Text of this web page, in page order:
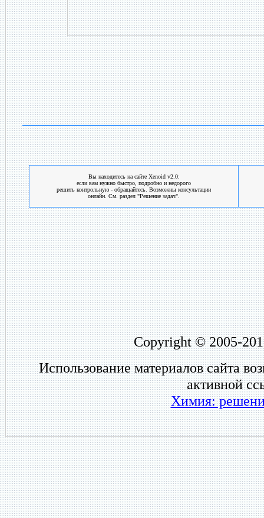
Вы находитесь на сайте Xenoid v2.0:
если вам нужно быстро, подробно и недорого
решить контрольную - обращайтесь. Возможны консультации
онлайн. См. раздел "Решение задач".
Copyright © 2005-
Использование материалов сайта
активной
Химия: